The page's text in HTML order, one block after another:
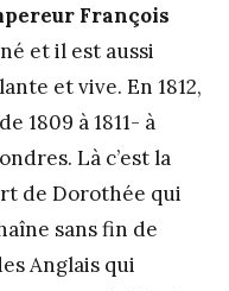
François
et il est aussi
et vive. En 1812,
1809 à 1811- à
Là c’est la
de Dorothée qui
sans fin de
Anglais qui